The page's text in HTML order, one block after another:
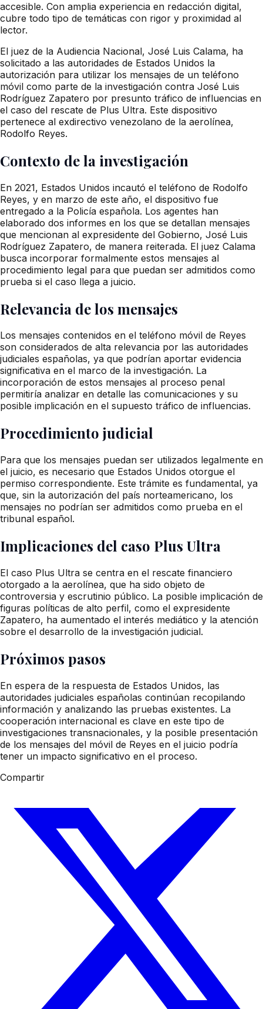
accesible. Con amplia experiencia en redacción digital,
cubre todo tipo de temáticas con rigor y proximidad al
lector.
El juez de la Audiencia Nacional, José Luis Calama, ha
solicitado a las autoridades de Estados Unidos la
autorización para utilizar los mensajes de un teléfono
móvil como parte de la investigación contra José Luis
Rodríguez Zapatero por presunto tráfico de influencias en
el caso del rescate de Plus Ultra. Este dispositivo
pertenece al exdirectivo venezolano de la aerolínea,
Rodolfo Reyes.
Contexto de la investigación
En 2021, Estados Unidos incautó el teléfono de Rodolfo
Reyes, y en marzo de este año, el dispositivo fue
entregado a la Policía española. Los agentes han
elaborado dos informes en los que se detallan mensajes
que mencionan al expresidente del Gobierno, José Luis
Rodríguez Zapatero, de manera reiterada. El juez Calama
busca incorporar formalmente estos mensajes al
procedimiento legal para que puedan ser admitidos como
prueba si el caso llega a juicio.
Relevancia de los mensajes
Los mensajes contenidos en el teléfono móvil de Reyes
son considerados de alta relevancia por las autoridades
judiciales españolas, ya que podrían aportar evidencia
significativa en el marco de la investigación. La
incorporación de estos mensajes al proceso penal
permitiría analizar en detalle las comunicaciones y su
posible implicación en el supuesto tráfico de influencias.
Procedimiento judicial
Para que los mensajes puedan ser utilizados legalmente en
el juicio, es necesario que Estados Unidos otorgue el
permiso correspondiente. Este trámite es fundamental, ya
que, sin la autorización del país norteamericano, los
mensajes no podrían ser admitidos como prueba en el
tribunal español.
Implicaciones del caso Plus Ultra
El caso Plus Ultra se centra en el rescate financiero
otorgado a la aerolínea, que ha sido objeto de
controversia y escrutinio público. La posible implicación de
figuras políticas de alto perfil, como el expresidente
Zapatero, ha aumentado el interés mediático y la atención
sobre el desarrollo de la investigación judicial.
Próximos pasos
En espera de la respuesta de Estados Unidos, las
autoridades judiciales españolas continúan recopilando
información y analizando las pruebas existentes. La
cooperación internacional es clave en este tipo de
investigaciones transnacionales, y la posible presentación
de los mensajes del móvil de Reyes en el juicio podría
tener un impacto significativo en el proceso.
Compartir